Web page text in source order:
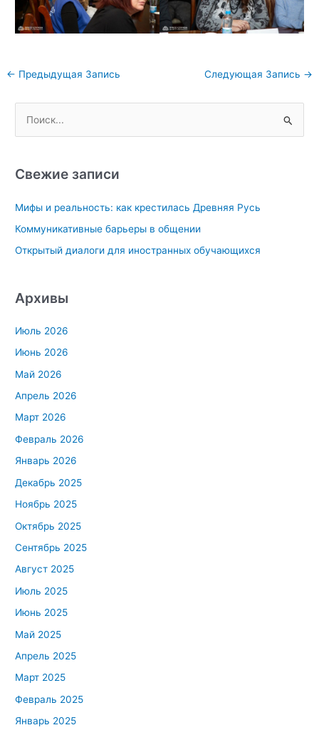
Навигация
записям
← Предыдущая Запись Следующая Запись →
с
:
Свежие записи
Мифы и реальность: как крестилась Древняя Русь
Коммуникативные барьеры в общении
Открытый диалоги для иностранных обучающихся
Архивы
Июль 2026
Июнь 2026
Май 2026
Апрель 2026
Март 2026
Февраль 2026
Январь 2026
Декабрь 2025
Ноябрь 2025
Октябрь 2025
Сентябрь 2025
Август 2025
Июль 2025
Июнь 2025
Май 2025
Апрель 2025
Март 2025
Февраль 2025
Январь 2025